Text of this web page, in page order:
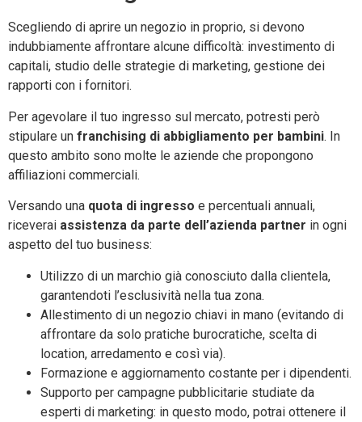
Scegliendo di aprire un negozio in proprio, si devono
indubbiamente affrontare alcune difficoltà: investimento di
capitali, studio delle strategie di marketing, gestione dei
rapporti con i fornitori.
Per agevolare il tuo ingresso sul mercato, potresti però
stipulare un franchising di abbigliamento per bambini. In
questo ambito sono molte le aziende che propongono
affiliazioni commerciali.
Versando una quota di ingresso e percentuali annuali,
riceverai assistenza da parte dell’azienda partner in ogni
aspetto del tuo business:
Utilizzo di un marchio già conosciuto dalla clientela,
garantendoti l’esclusività nella tua zona.
Allestimento di un negozio chiavi in mano (evitando di
affrontare da solo pratiche burocratiche, scelta di
location, arredamento e così via).
Formazione e aggiornamento costante per i dipendenti.
Supporto per campagne pubblicitarie studiate da
esperti di marketing: in questo modo, potrai ottenere il